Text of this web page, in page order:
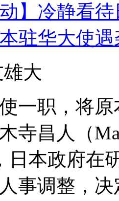
动】冷静看
驻华大使
大
职，将原
寺昌人（
日本政府在
事调整，